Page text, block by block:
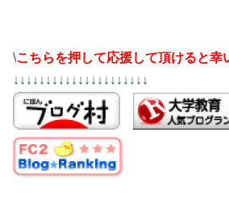
\こちらを押して応援して頂けると幸
↓↓↓↓↓↓↓↓↓↓↓↓↓↓↓↓↓↓↓↓↓